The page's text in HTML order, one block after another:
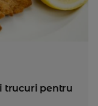
trucuri pentru